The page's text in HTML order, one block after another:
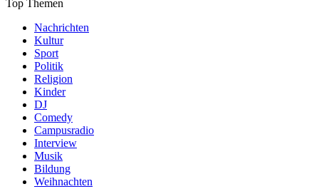
Top Themen
Nachrichten
Kultur
Sport
Politik
Religion
Kinder
DJ
Comedy
Campusradio
Interview
Musik
Bildung
Weihnachten